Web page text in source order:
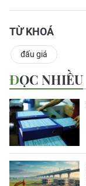
TỪ KHOÁ
đấu giá
ĐỌC NHIỀU